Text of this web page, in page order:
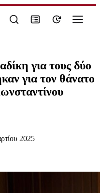
για τους δύο
για τον θάνατο
2025